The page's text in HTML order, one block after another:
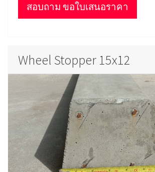
สอบถาม ขอใบเสนอราคา
Wheel Stopper 15x12